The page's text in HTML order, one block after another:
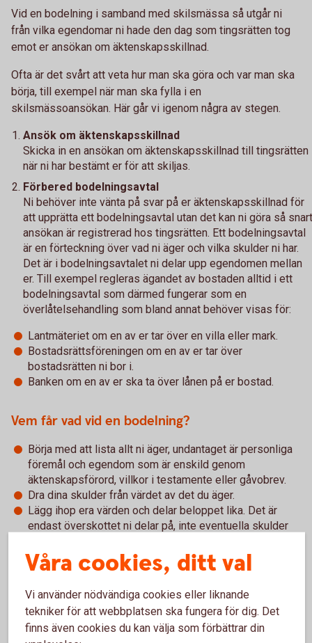
Vid en bodelning i samband med skilsmässa så utgår ni
från vilka egendomar ni hade den dag som tingsrätten tog
emot er ansökan om äktenskapsskillnad.
Ofta är det svårt att veta hur man ska göra och var man ska
börja, till exempel när man ska fylla i en
skilsmässoansökan. Här går vi igenom några av stegen.
Ansök om äktenskapsskillnad
Skicka in en ansökan om äktenskapsskillnad till tingsrätten
när ni har bestämt er för att skiljas.
Förbered bodelningsavtal
Ni behöver inte vänta på svar på er äktenskapsskillnad för
att upprätta ett bodelningsavtal utan det kan ni göra så snart
ansökan är registrerad hos tingsrätten. Ett bodelningsavtal
är en förteckning över vad ni äger och vilka skulder ni har.
Det är i bodelningsavtalet ni delar upp egendomen mellan
er. Till exempel regleras ägandet av bostaden alltid i ett
bodelningsavtal som därmed fungerar som en
överlåtelsehandling som bland annat behöver visas för:
Lantmäteriet om en av er tar över en villa eller mark.
Bostadsrättsföreningen om en av er tar över
bostadsrätten ni bor i.
Banken om en av er ska ta över lånen på er bostad.
Vem får vad vid en bodelning?
Börja med att lista allt ni äger, undantaget är personliga
föremål och egendom som är enskild genom
äktenskapsförord, villkor i testamente eller gåvobrev.
Dra dina skulder från värdet av det du äger.
Lägg ihop era värden och delar beloppet lika. Det är
endast överskottet ni delar på, inte eventuella skulder
Bestäm vem som ska få vad. Du har i första hand rätt att
få dina egna saker och kan ge mellanskillnaden i pengar
till den andre. Om du ska överta en bostad måste du
ofta även överta de bolån som finns. Det är viktigt att
banken godkänt att du tar över lånen innan
bodelningsavtalet skrivs på.
Våra cookies, ditt val
Vi använder nödvändiga cookies eller liknande
tekniker för att webbplatsen ska fungera för dig. Det
finns även cookies du kan välja som förbättrar din